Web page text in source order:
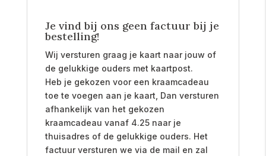
Je vind bij ons geen factuur bij je
bestelling!
Wij versturen graag je kaart naar jouw of
de gelukkige ouders met kaartpost.
Heb je gekozen voor een kraamcadeau
toe te voegen aan je kaart, Dan versturen
afhankelijk van het gekozen
kraamcadeau vanaf 4.25 naar je
thuisadres of de gelukkige ouders. Het
factuur versturen we via de mail en zal